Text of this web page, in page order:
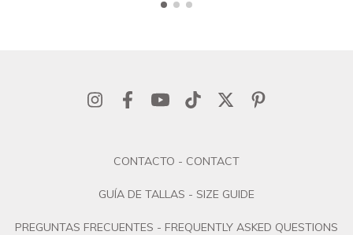
CONTACTO - CONTACT
GUÍA DE TALLAS - SIZE GUIDE
PREGUNTAS FRECUENTES - FREQUENTLY ASKED QUESTIONS